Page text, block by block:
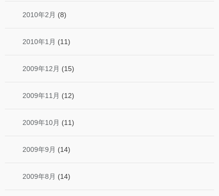
2010年2月 (8)
2010年1月 (11)
2009年12月 (15)
2009年11月 (12)
2009年10月 (11)
2009年9月 (14)
2009年8月 (14)